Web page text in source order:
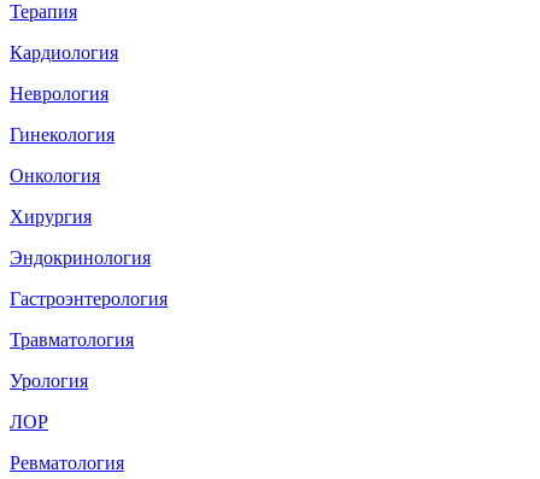
Терапия
Кардиология
Неврология
Гинекология
Онкология
Хирургия
Эндокринология
Гастроэнтерология
Травматология
Урология
ЛОР
Ревматология